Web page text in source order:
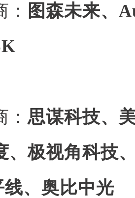
图森未来、
思谋科技、
、极视角科技
、奥比中光